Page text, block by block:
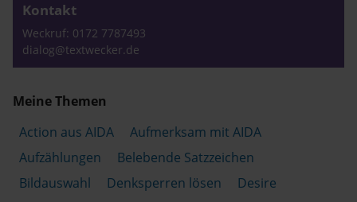
Kontakt
Weckruf: 0172 7787493
dialog@textwecker.de
Meine Themen
Action aus AIDA
Aufmerksam mit AIDA
Aufzählungen
Belebende Satzzeichen
Bildauswahl
Denksperren lösen
Desire